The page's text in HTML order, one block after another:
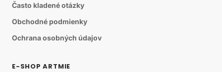
Často kladené otázky
Obchodné podmienky
Ochrana osobných údajov
E-SHOP ARTMIE